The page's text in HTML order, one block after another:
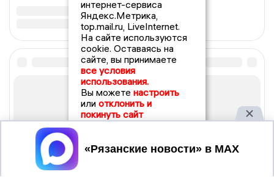
интернет-сервиса
Яндекс.Метрика,
top.mail.ru, LiveInternet.
На сайте используются
cookie. Оставаясь на
сайте, вы принимаете
все условия
использования.
Вы можете настроить
или отклонить и
покинуть сайт
Принять